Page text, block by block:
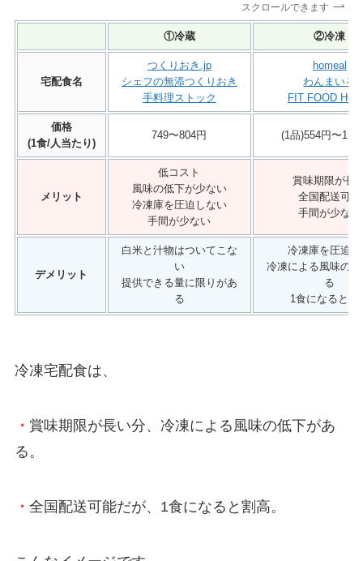
スクロールできます
①冷蔵 ②冷凍
宅配食名
つくりおき.jp
シェフの無添つくりおき
手料理ストック
homeal
わんまいる
FIT FOOD
価格
(1食/人当たり)
749〜804円 (1品)554円〜
メリット
低コスト
風味の低下が少ない
冷凍庫を圧迫しない
手間が少ない
賞味期限が長
全国配送可能
手間が少ない
デメリット
白米と汁物はついてこな
い
提供できる量に限りがあ
る
冷凍庫を圧迫
冷凍による風味の
る
1食になると割
冷凍宅配食は、
・ 賞味期限が長い分、冷凍による風味の低下があ
る。
・ 全国配送可能だが、1食になると割高。